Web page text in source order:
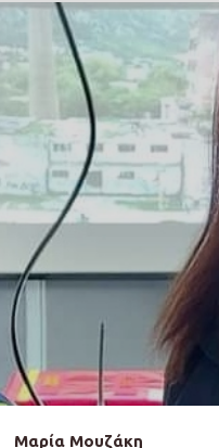
Μαρία Μουζάκη